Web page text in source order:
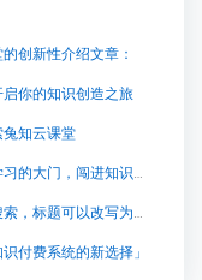
创新性介绍文章：
你的知识创造之旅
知云课堂
甘肃省知识付费系统搭建,兔知云课堂：打开学习的大门，闯进知识的世界
素质教育平台及课本购买信息 为了适配SEO搜索，标题可以改写为： “在线购买素质教育平台推荐课本渠道
付费系统的新选择」